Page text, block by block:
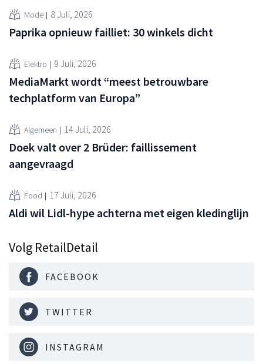
Mode 8 Juli, 2026
Paprika opnieuw failliet: 30 winkels dicht
Elektro 9 Juli, 2026
MediaMarkt wordt “meest betrouwbare
techplatform van Europa”
Algemeen 14 Juli, 2026
Doek valt over 2 Brüder: faillissement
aangevraagd
Food 17 Juli, 2026
Aldi wil Lidl-hype achterna met eigen kledinglijn
Volg RetailDetail
FACEBOOK
TWITTER
INSTAGRAM